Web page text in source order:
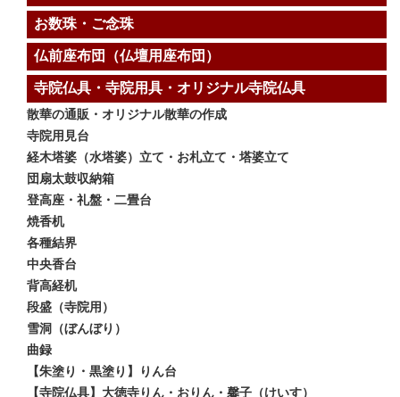
お数珠・ご念珠
仏前座布団（仏壇用座布団）
寺院仏具・寺院用具・オリジナル寺院仏具
散華の通販・オリジナル散華の作成
寺院用見台
経木塔婆（水塔婆）立て・お札立て・塔婆立て
団扇太鼓収納箱
登高座・礼盤・二畳台
焼香机
各種結界
中央香台
背高経机
段盛（寺院用）
雪洞（ぼんぼり）
曲録
【朱塗り・黒塗り】りん台
【寺院仏具】大徳寺りん・おりん・馨子（けいす）